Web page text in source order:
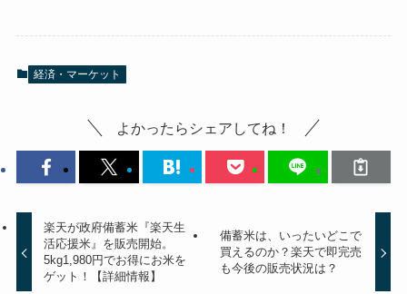
経済・マーケット
よかったらシェアしてね！
楽天が政府備蓄米『楽天生
活応援米』を販売開始。
5kg1,980円でお得にお米を
ゲット！【詳細情報】
備蓄米は、いったいどこで
買えるのか？楽天で即完売
も今後の販売状況は？